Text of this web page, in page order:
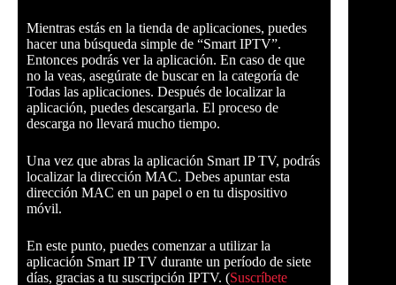
Mientras estás en la tienda de aplicaciones, puedes
hacer una búsqueda simple de “Smart IPTV”.
Entonces podrás ver la aplicación. En caso de que
no la veas, asegúrate de buscar en la categoría de
Todas las aplicaciones. Después de localizar la
aplicación, puedes descargarla. El proceso de
descarga no llevará mucho tiempo.
Una vez que abras la aplicación Smart IP TV, podrás
localizar la dirección MAC. Debes apuntar esta
dirección MAC en un papel o en tu dispositivo
móvil.
En este punto, puedes comenzar a utilizar la
aplicación Smart IP TV durante un período de siete
días, gracias a tu suscripción IPTV. (Suscríbete